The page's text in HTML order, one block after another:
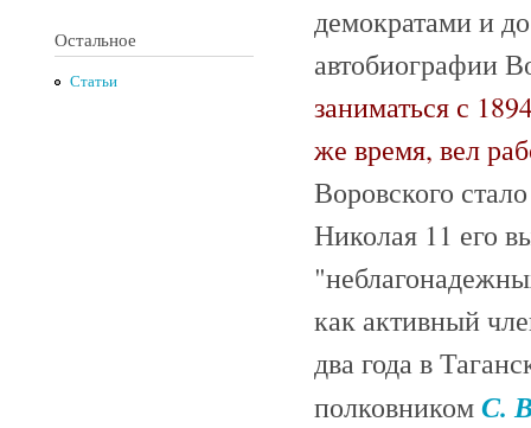
Остальное
Статьи
демократами и
автобиографии
заниматься с
же время, вел
Воровского
Николая 11 его
как активный
два года в
полковникомС.